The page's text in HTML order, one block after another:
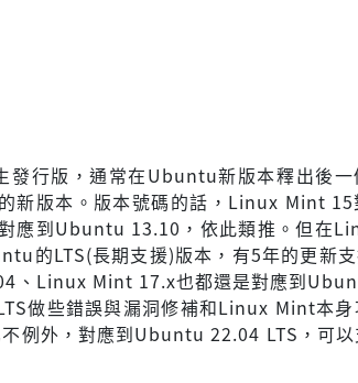
行版，通常在Ubuntu新版本釋出後一
新版本。版本號碼的話，Linux Mint 15
到Ubuntu 13.10，依此類推。但在
的LTS(長期支援)版本，有5年的更新
、Linux Mint 17.x也都還是對應到
做些錯誤與漏洞修補和Linux Mint本身
例外，對應到Ubuntu 22.04 LTS，可以